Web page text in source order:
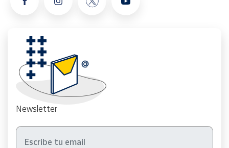
Newsletter